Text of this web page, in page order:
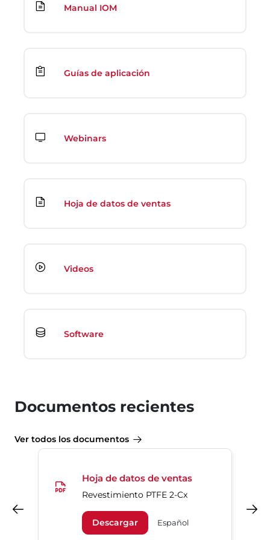
Manual IOM
Guías de aplicación
Webinars
Hoja de datos de ventas
Videos
Software
Documentos recientes
Ver todos los documentos
Hoja de datos de ventas
Revestimiento PTFE 2-Cx
Descargar Español
Siguiente